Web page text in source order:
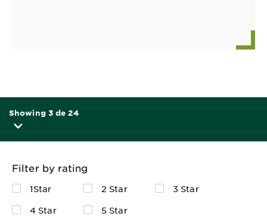
Showing 3 de 24
Filter by rating
1Star 2 Star
3 Star
4 Star
5 Star